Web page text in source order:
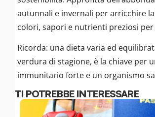
autunnali e invernali per arricchire
colori, sapori e nutrienti preziosi
Ricorda: una dieta varia ed
verdura di stagione, è la chiave per
immunitario forte e un organismo
TI POTREBBE INTERESSARE